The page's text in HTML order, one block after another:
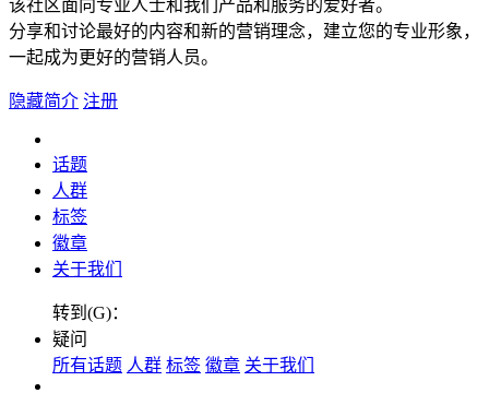
该社区面向专业人士和我们产品和服务的爱好者。
分享和讨论最好的内容和新的营销理念，建立您的专业形象，
一起成为更好的营销人员。
隐藏简介 注册
话题
人群
标签
徽章
关于我们
转到(G)：
疑问
所有话题 人群 标签 徽章 关于我们